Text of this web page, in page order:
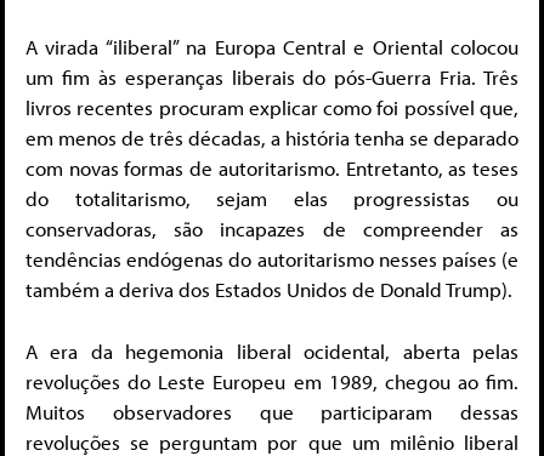
A virada “iliberal” na Europa Central e Oriental colocou
um fim às esperanças liberais do pós-Guerra Fria. Três
livros recentes procuram explicar como foi possível que,
em menos de três décadas, a história tenha se deparado
com novas formas de autoritarismo. Entretanto, as teses
do totalitarismo, sejam elas progressistas ou
conservadoras, são incapazes de compreender as
tendências endógenas do autoritarismo nesses países (e
também a deriva dos Estados Unidos de Donald Trump).
A era da hegemonia liberal ocidental, aberta pelas
revoluções do Leste Europeu em 1989, chegou ao fim.
Muitos observadores que participaram dessas
revoluções se perguntam por que um milênio liberal